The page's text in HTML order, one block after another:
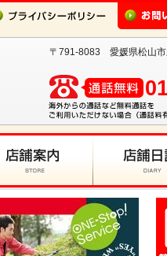
〒791-8083 愛媛県松山市